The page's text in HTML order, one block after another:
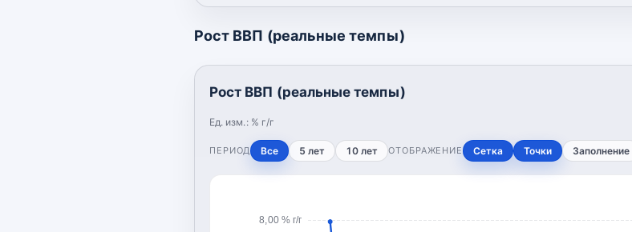
Рост ВВП (реальные темпы)
Рост ВВП (реальные темпы)
Ед. изм.: % г/г
ПЕРИОД Все 5 лет 10 лет ОТОБРАЖЕНИЕ Сетка Точки Заполнение
8,00 % г/г